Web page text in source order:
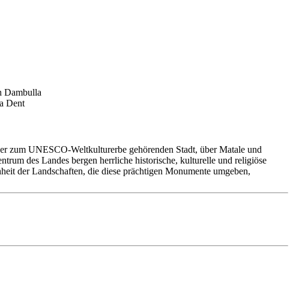
zum UNESCO-Weltkulturerbe gehörenden Stadt, über Matale und
des Landes bergen herrliche historische, kulturelle und religiöse
der Landschaften, die diese prächtigen Monumente umgeben,